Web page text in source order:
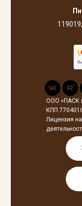
ООО «ПАСК
КПП
Лицензия